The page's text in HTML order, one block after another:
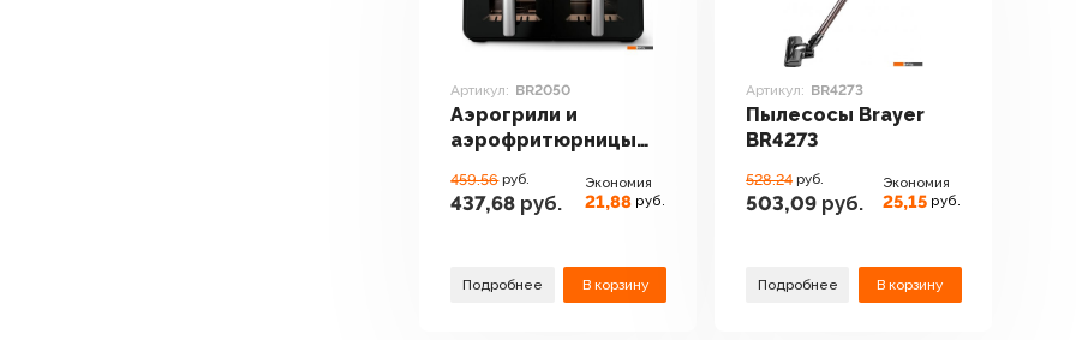
Артикул: BR2050
Аэрогрили и
аэрофритюрницы
459.56 руб.
437,68 руб.
Экономия
21,88 руб.
Подробнее В корзину
Артикул: BR4273
Пылесосы Brayer
BR4273
528.24 руб.
503,09 руб.
Экономия
25,15 руб.
Подробнее В корзину